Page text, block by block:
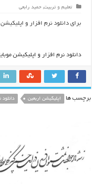
تعلیم و تربیت,حمید رابعی
برای دانلود نرم افزار و
دانلود نرم افزار و اپلیکیشن
برچسب ها اپلیکیشن اربعین دانلود